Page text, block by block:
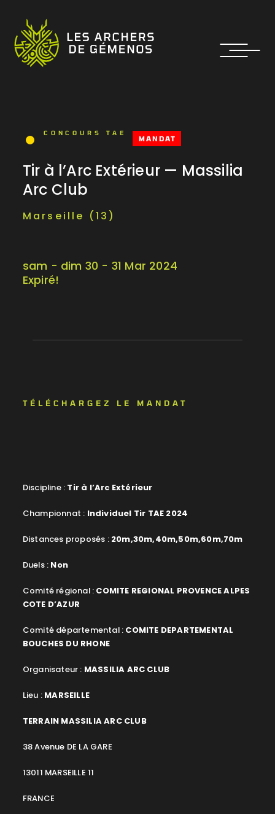
CONCOURS TAE
MANDAT
sam - dim 30 - 31 Mar 2024
Expiré!
Tir à l’Arc Extérieur — Massilia
Arc Club
Marseille (13)
TÉLÉCHARGEZ LE MANDAT
Discipline : Tir à l’Arc Extérieur
Championnat : Individuel Tir TAE 2024
Distances proposés : 20m,30m,40m,50m,60m,70m
Duels : Non
Comité régional : COMITE REGIONAL PROVENCE ALPES
COTE D’AZUR
Comité départemental : COMITE DEPARTEMENTAL
BOUCHES DU RHONE
Organisateur : MASSILIA ARC CLUB
Lieu : MARSEILLE
TERRAIN MASSILIA ARC CLUB
38 Avenue DE LA GARE
13011 MARSEILLE 11
FRANCE